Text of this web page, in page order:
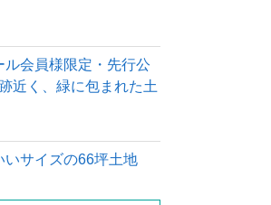
ル会員様限定・先行公
近く、緑に包まれた土
いサイズの66坪土地